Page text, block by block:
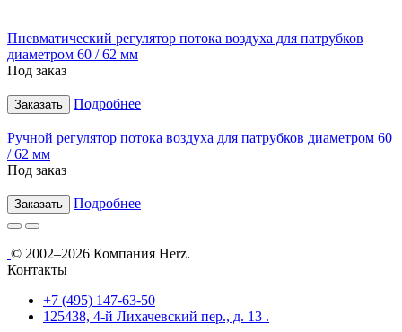
Пневматический регулятор потока воздуха для патрубков
диаметром 60 / 62 мм
Под заказ
Заказать Подробнее
Ручной регулятор потока воздуха для патрубков диаметром 60
/ 62 мм
Под заказ
Заказать Подробнее
© 2002–2026 Компания Herz.
Контакты
+7 (495) 147-63-50
125438, 4-й Лихачевский пер., д. 13 .